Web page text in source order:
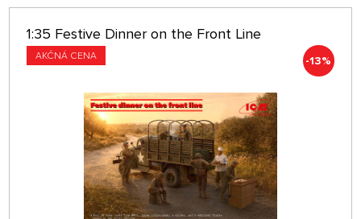
1:35 Festive Dinner on the Front Line
AKČNÁ CENA -13%